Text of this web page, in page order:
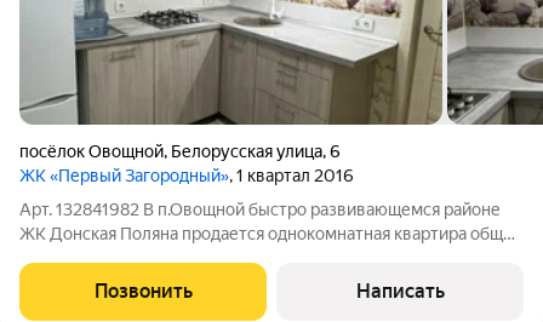
посёлок Овощной, Белорусская улица,6
ЖК «Первый Загородный», 1 квартал 2016
Арт. 132841982 В п.Овощной быстро развивающемся районе
ЖК Донская Поляна продается однокомнатная квартира общей
качественный ремонт в спокойных тонах. В доме имеется
индивидуальное отопление,
Позвонить Написать